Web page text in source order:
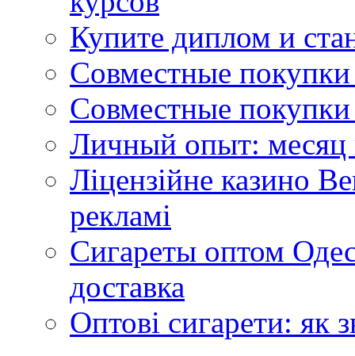
Купите диплом и
Совместные
Совместные покупки
Личный опыт: месяц
Ліцензійне казино
рекламі
Сигареты оптом
доставка
Оптові сигарети: як